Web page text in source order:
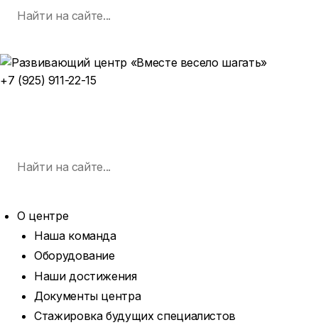
Skip
+7 (925) 911-22-15
О центре
Наша команда
Оборудование
Наши достижения
Документы центра
Стажировка будущих специалистов